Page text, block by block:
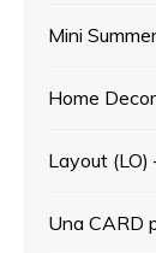
Mini
Home
Layout (LO)
Una CARD